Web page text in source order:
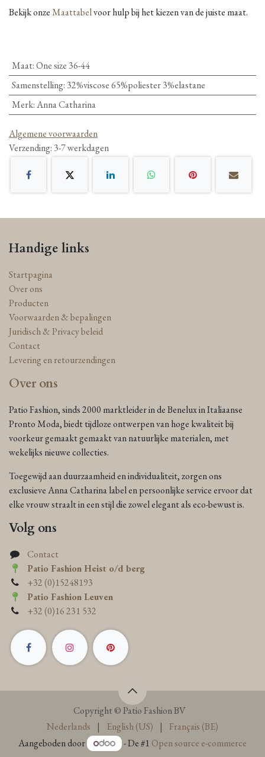
Bekijk onzeMaattabelvoor hulp bij het kiezen van de juiste maat.
Maat:One size 36-44
Samenstelling: 32%viscose 65%poliester 3%elastane
Merk:Anna Catharina
Algemene voorwaarden
Verzending: 3-7 werkdagen
Handige links
Startpagina
Over ons
Producten
Voorwaarden & bepalingen
Juridisch & Privacy beleid
Contact
Levering en retourzendingen
Over ons
Patio Fashion, sinds 2000 marktleider in de Benelux in Italiaanse
Pronto Moda, biedt tijdloze ontwerpen van hoge kwaliteit bij
voorkeur gemaakt gemaakt van natuurlijke materialen, met
wekelijks nieuwe collecties.
Toegewijd aan duurzaamheid en individualiteit, zorgen ons
exclusieve Anna Catharina label en persoonlijke service ervoor dat
elke vrouw straalt in een stijl die zowel elegant als eco-bewust is.
Volg ons
Contact
Patio Fashion Heist o/d berg
+32 (0)15248193
Patio Fashion Leuven
+32 (0)16 231 532
Copyright © Patio Fashion BV
Nederlands
| English (US) |
Français (BE)
Aangeboden door
- De #1 Open source e-commerce